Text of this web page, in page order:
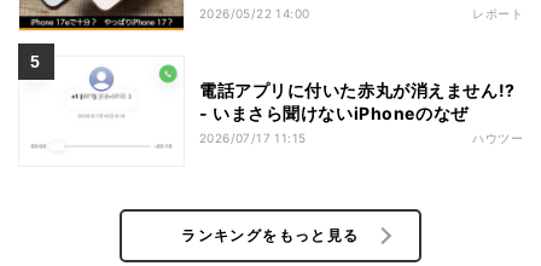
2026/05/22 14:00 レポート
電話アプリに付いた赤丸が消えません!?
- いまさら聞けないiPhoneのなぜ
2026/07/17 11:15 ハウツー
ランキングをもっと見る